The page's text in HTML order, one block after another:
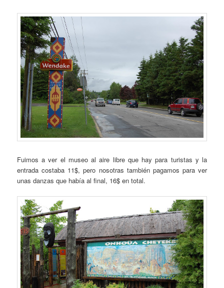
Fuimos a ver el museo al aire libre que hay para turistas y la
entrada costaba 11$, pero nosotras también pagamos para ver
unas danzas que había al final, 16$ en total.